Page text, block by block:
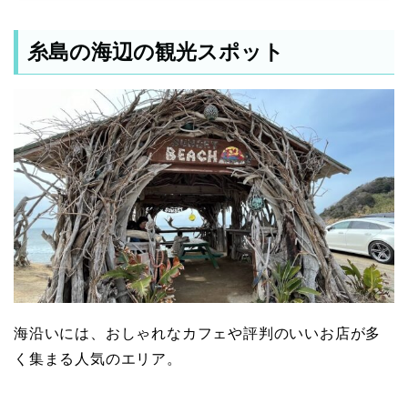
糸島の海辺の観光スポット
海沿いには、おしゃれなカフェや評判のいいお店が多
く集まる人気のエリア。